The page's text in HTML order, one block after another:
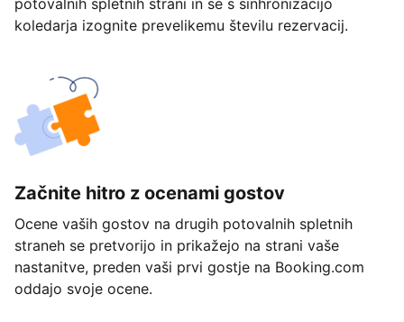
potovalnih spletnih strani in se s sinhronizacijo
koledarja izognite prevelikemu številu rezervacij.
Začnite hitro z ocenami gostov
Ocene vaših gostov na drugih potovalnih spletnih
straneh se pretvorijo in prikažejo na strani vaše
nastanitve, preden vaši prvi gostje na Booking.com
oddajo svoje ocene.